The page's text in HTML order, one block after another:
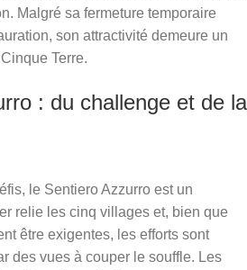
Malgré sa fermeture temporaire
son attractivité demeure un
Terre.
: du challenge et de la
le Sentiero Azzurro est un
relie les cinq villages et, bien que
être exigentes, les efforts sont
des vues à couper le souffle. Les